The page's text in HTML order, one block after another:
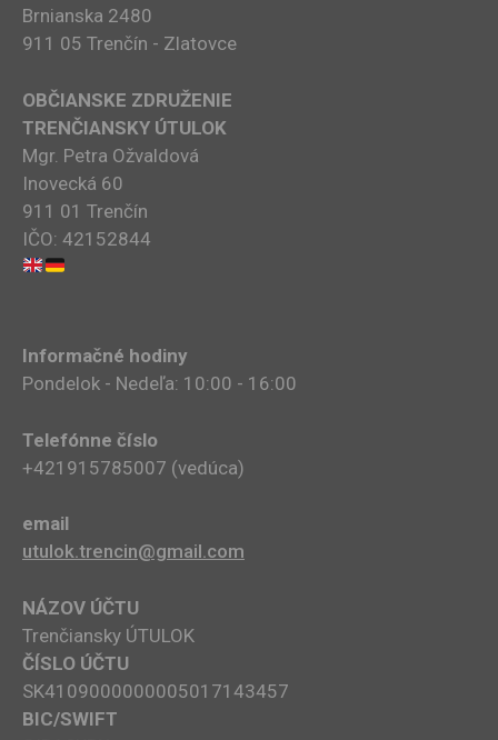
Brnianska 2480
911 05 Trenčín - Zlatovce
OBČIANSKE ZDRUŽENIE
TRENČIANSKY ÚTULOK
Mgr. Petra Ožvaldová
Inovecká 60
911 01 Trenčín
IČO: 42152844
Informačné hodiny
Pondelok - Nedeľa: 10:00 - 16:00
Telefónne číslo
+421915785007​ (vedúca)
email
utulok.trencin@gmail.com
NÁZOV ÚČTU
Trenčiansky ÚTULOK
ČÍSLO ÚČTU
SK4109000000005017143457
BIC/SWIFT